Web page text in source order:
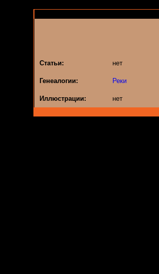
Статьи: нет
Генеалогии: Реки
Иллюстрации: нет